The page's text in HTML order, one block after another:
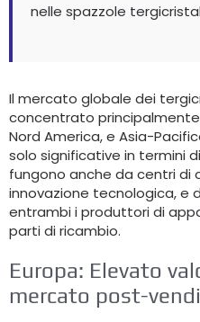
nelle spazzole
Il mercato globale dei
concentrato principalmente
Nord America, e Asia-
solo significative in termini
fungono anche da centri
innovazione tecnologica, e
entrambi i produttori di
parti di ricambio.
Europa: Elevato
mercato post-